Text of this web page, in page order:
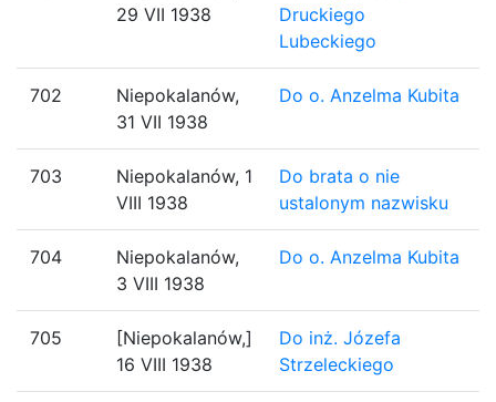
29 VII 1938
Druckiego
Lubeckiego
702
Niepokalanów,
31 VII 1938
Do o. Anzelma Kubita
703
Niepokalanów, 1
VIII 1938
Do brata o nie
ustalonym nazwisku
704
Niepokalanów,
3 VIII 1938
Do o. Anzelma Kubita
705
[Niepokalanów,]
16 VIII 1938
Do inż. Józefa
Strzeleckiego